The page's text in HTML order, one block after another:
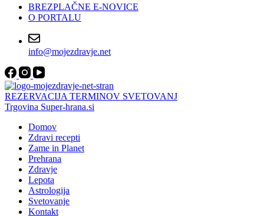
BREZPLAČNE E-NOVICE
O PORTALU
info@mojezdravje.net
REZERVACIJA TERMINOV SVETOVANJ
Trgovina Super-hrana.si
Domov
Zdravi recepti
Zame in Planet
Prehrana
Zdravje
Lepota
Astrologija
Svetovanje
Kontakt